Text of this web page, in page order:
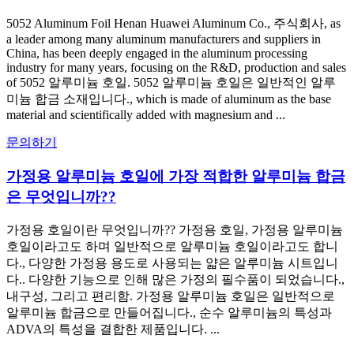
5052 Aluminum Foil Henan Huawei Aluminum Co., 주식회사, as
a leader among many aluminum manufacturers and suppliers in
China, has been deeply engaged in the aluminum processing
industry for many years, focusing on the R&D, production and sales
of 5052 알루미늄 호일. 5052 알루미늄 호일은 일반적인 알루
미늄 합금 소재입니다., which is made of aluminum as the base
material and scientifically added with magnesium and ...
문의하기
가정용 알루미늄 호일에 가장 적합한 알루미늄 합금
은 무엇입니까??
가정용 호일이란 무엇입니까?? 가정용 호일, 가정용 알루미늄
호일이라고도 하며 일반적으로 알루미늄 호일이라고도 합니
다., 다양한 가정용 용도로 사용되는 얇은 알루미늄 시트입니
다.. 다양한 기능으로 인해 많은 가정의 필수품이 되었습니다.,
내구성, 그리고 편리함. 가정용 알루미늄 호일은 일반적으로
알루미늄 합금으로 만들어집니다., 순수 알루미늄의 특성과
ADVA의 특성을 결합한 제품입니다. ...